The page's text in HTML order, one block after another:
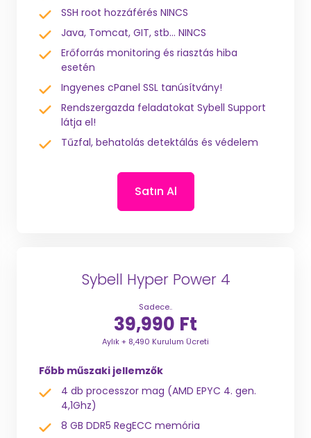
SSH root hozzáférés NINCS
Java, Tomcat, GIT, stb... NINCS
Erőforrás monitoring és riasztás hiba
esetén
Ingyenes cPanel SSL tanúsítvány!
Rendszergazda feladatokat Sybell Support
látja el!
Tűzfal, behatolás detektálás és védelem
Satın Al
Sybell Hyper Power 4
Sadece..
39,990 Ft
Aylık + 8,490 Kurulum Ücreti
Főbb műszaki jellemzők
4 db processzor mag (AMD EPYC 4. gen.
4,1Ghz)
8 GB DDR5 RegECC memória